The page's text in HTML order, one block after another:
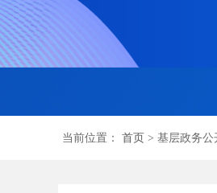
当前位置： 首页 > 基层政务公